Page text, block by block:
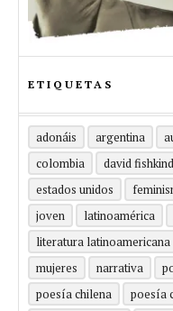
ETIQUETAS
adonáis argentina
colombia
david fishkind
estados unidos
joven
latinoamérica
literatura latinoamericana
mujeres
narrativa
poesía chilena
poesía